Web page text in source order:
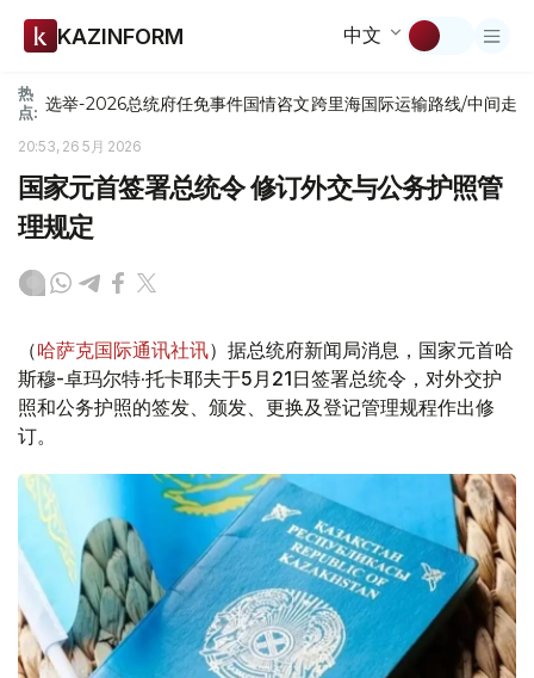
KAZINFORM 中文
热
点: 选举-2026总统府任免事件国情咨文跨里海国际运输路线/中间走廊
20:53, 26 5月 2026
国家元首签署总统令 修订外交与公务护照管
理规定
（哈萨克国际通讯社讯）据总统府新闻局消息，国家元首哈
斯穆-卓玛尔特·托卡耶夫于5月21日签署总统令，对外交护
照和公务护照的签发、颁发、更换及登记管理规程作出修
订。